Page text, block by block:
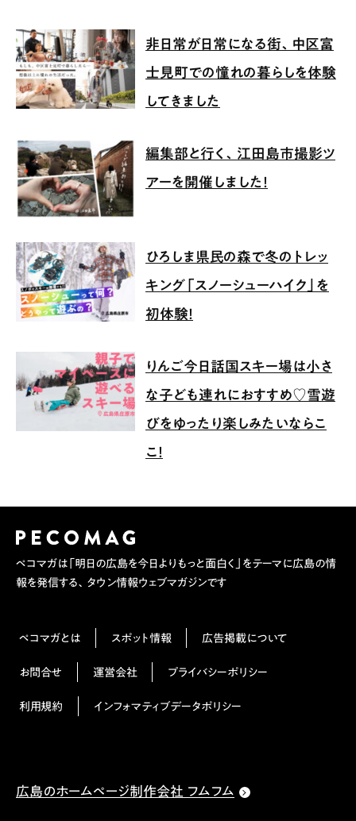
非日常が日常になる街、中区富
士見町での憧れの暮らしを体験
してきました
編集部と行く、江田島市撮影ツ
アーを開催しました！
ひろしま県民の森で冬のトレッ
キング「スノーシューハイク」を
初体験！
りんご今日話国スキー場は小さ
な子ども連れにおすすめ♡雪遊
びをゆったり楽しみたいならこ
こ！
ペコマガは「明日の広島を今日よりもっと面白く」をテーマに広島の情
報を発信する、タウン情報ウェブマガジンです
ペコマガとは スポット情報 広告掲載について
お問合せ 運営会社 プライバシーポリシー
利用規約 インフォマティブデータポリシー
広島のホームページ制作会社 フムフム